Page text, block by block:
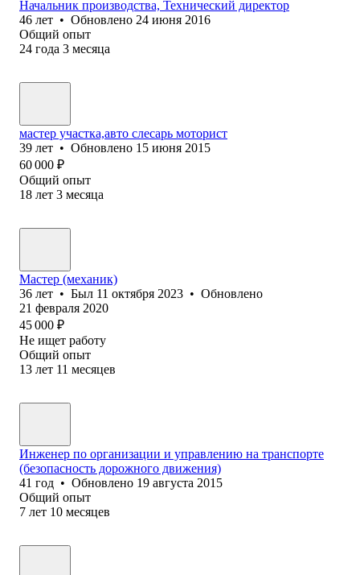
Начальник производства, Технический директор
46 лет • Обновлено 24 июня 2016
Общий опыт
24 года 3 месяца
мастер участка,авто слесарь моторист
39 лет • Обновлено 15 июня 2015
60 000 ₽
Общий опыт
18 лет 3 месяца
Мастер (механик)
36 лет • Был 11 октября 2023 • Обновлено
21 февраля 2020
45 000 ₽
Не ищет работу
Общий опыт
13 лет 11 месяцев
Инженер по организации и управлению на транспорте
(безопасность дорожного движения)
41 год • Обновлено 19 августа 2015
Общий опыт
7 лет 10 месяцев